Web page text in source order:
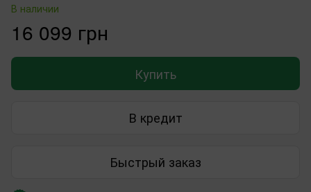
В наличии
16 099 грн
Купить
В кредит
Быстрый заказ